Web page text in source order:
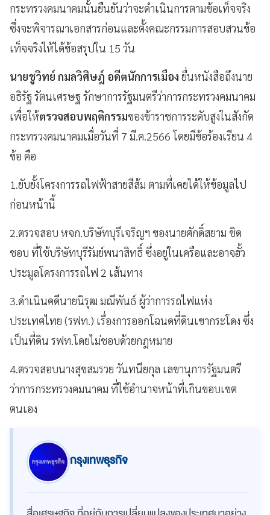
กระทรวงคมนาคมนั้นยืนยันว่าจะดำเนินการตามข้อเท็จจริง
ซึ่งจะพิจารณาเอกสารก่อนและตั้งคณะกรรมการสอบสวนข้อ
เท็จจริงให้ได้ข้อสรุปใน 15 วัน
นายชูวิทย์ กมลวิศิษฎ์ อดีตนักการเมือง ยื่นหนังสือถึงนาย
อธิรัฐ รัตนเศรษฐ รักษาการรัฐมนตรีว่าการกระทรวงคมนาคม
เพื่อให้ตรวจสอบพฤติกรรมของข้าราชการระดับสูงในสังกัด
กระทรวงคมนาคมเมื่อวันที่ 7 มี.ค.2566 โดยมีข้อร้องเรียน 4
ข้อ คือ
1.ยับยั้งโครงการรถไฟฟ้าสายสีส้ม ตามที่เคยได้ให้ข้อมูลไป
ก่อนหน้านี้
2.ตรวจสอบ หจก.บริษัทบุรีเจริญฯ ของนายศักดิ์สยาม ชิด
ชอบ ที่ใช้บริษัทบุรีรัมย์พนาสิทธิ์ ซึ่งอยู่ในเครือและอาจฮั้ว
ประมูลโครงการรถไฟ 2 เส้นทาง
3.ดำเนินคดีนายนิรุฒ มณีพันธ์ ผู้ว่าการรถไฟแห่ง
ประเทศไทย (รฟท.) เรื่องการออกโฉนดที่ดินเขากระโดง ซึ่ง
เป็นที่ดิน รฟท.โดยไม่ชอบด้วยกฎหมาย
4.ตรวจสอบนางสุขสมรวย วันทนียกุล เลขานุการรัฐมนตรี
ว่าการกระทรวงคมนาคม ที่ใช้อำนาจหน้าที่เกินขอบเขต
ตนเอง
กรุงเทพธุรกิจ